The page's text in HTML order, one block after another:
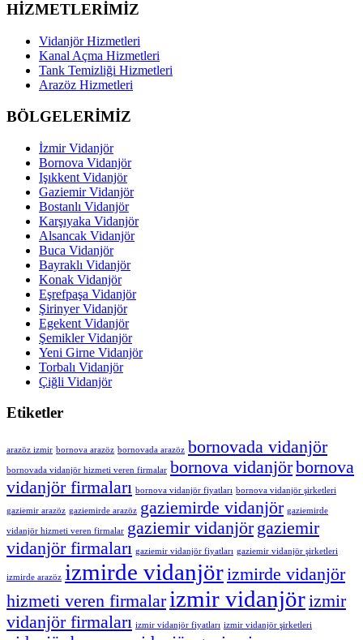
HİZMETLERİMİZ
Vidanjör Hizmetleri
Kanal Açma Hizmetleri
Tank Temizliği Hizmetleri
Arazöz Hizmetleri
BÖLGELERİMİZ
İzmir Vidanjör
Bornova Vidanjör
Işıkkent Vidanjör
Gaziemir Vidanjör
Bostanlı Vidanjör
Karşıyaka Vidanjör
Alsancak Vidanjör
Buca Vidanjör
Bayraklı Vidanjör
Konak Vidanjör
Eşrefpaşa Vidanjör
Şirinyer Vidanjör
Egekent Vidanjör
Şemikler Vidanjör
Yeni Girne Vidanjör
Torbalı Vidanjör
Çiğli Vidanjör
Etiketler
arazöz izmir bornova arazöz bornovada arazöz bornovada vidanjör
bornovada vidanjör hizmeti veren firmalar bornova vidanjörbornova
vidanjör firmaları bornova vidanjör fiyatları bornova vidanjör şirketleri
gaziemir arazöz gaziemirde arazöz gaziemirde vidanjör gaziemirde
vidanjör hizmeti veren firmalar gaziemir vidanjör gaziemir
vidanjör firmaları gaziemir vidanjör fiyatları gaziemir vidanjör şirketleri
izmirde arazöz izmirde vidanjörizmirde vidanjör
hizmeti veren firmalar izmir vidanjörizmir
vidanjör firmaları izmir vidanjör fiyatları izmir vidanjör şirketleri